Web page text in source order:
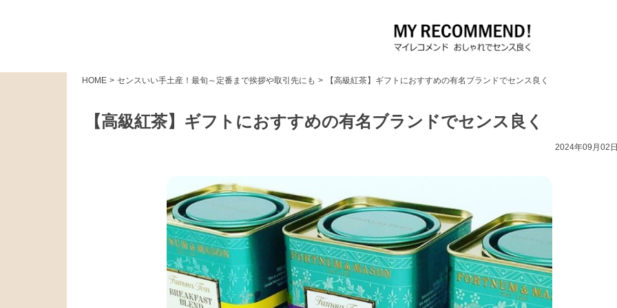
HOME > センスいい手土産！最旬～定番まで挨拶や取引先にも > 【高級紅茶】ギフトにおすすめの有名ブランドでセンス良く
【高級紅茶】ギフトにおすすめの有名ブランドでセンス良く
2024年09月02